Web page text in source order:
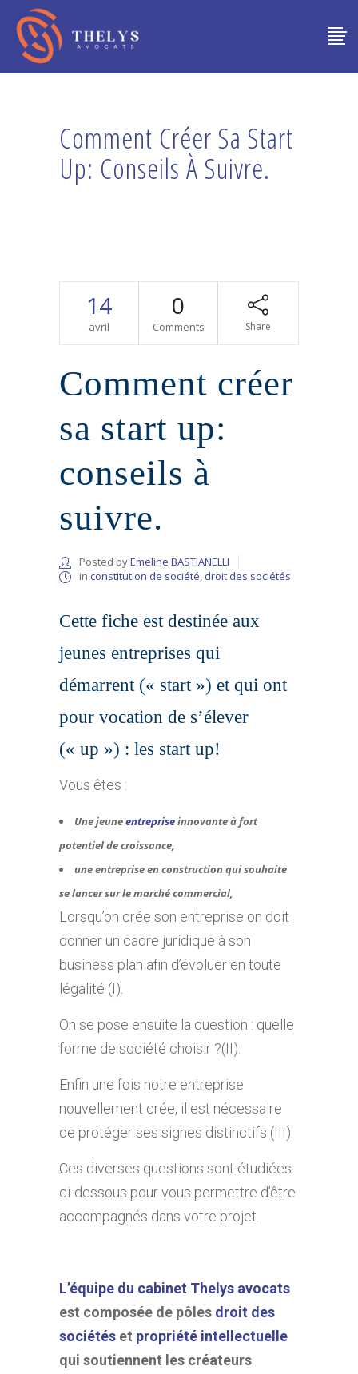
Comment Créer Sa Start
Up: Conseils À Suivre.
14
avril
0
Comments Share
Comment créer
sa start up:
conseils à
suivre.
Posted byEmeline BASTIANELLI
in constitution de société, droit des sociétés
Cette fiche est destinée aux
jeunes entreprises qui
démarrent (« start ») et qui ont
pour vocation de s’élever
(« up ») : les start up!
Vous êtes :
Une jeuneentrepriseinnovante à fort
potentiel de croissance,
une entreprise en construction qui souhaite
se lancer sur le marché commercial,
Lorsqu’on crée son entreprise on doit
donner un cadre juridique à son
business plan afin d’évoluer en toute
légalité (I).
On se pose ensuite la question : quelle
forme de société choisir ?(II).
Enfin une fois notre entreprise
nouvellement crée, il est nécessaire
de protéger ses signes distinctifs (III).
Ces diverses questions sont étudiées
ci-dessous pour vous permettre d’être
accompagnés dans votre projet.
L’équipe du cabinet Thelys avocats
est composée de pôles droit des
sociétés et propriété intellectuelle
qui soutiennent les créateurs